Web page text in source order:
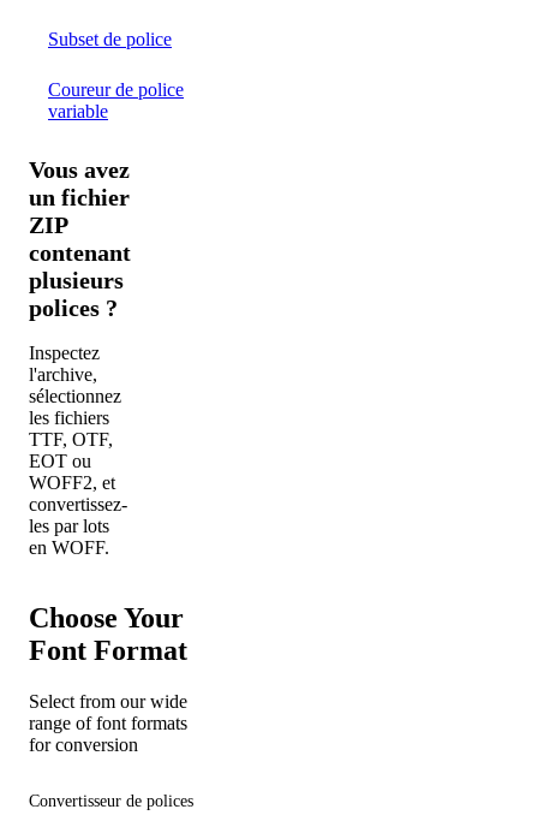
Subset de police
Coureur de police
variable
Vous avez
un fichier
ZIP
contenant
plusieurs
polices ?
Inspectez
l'archive,
sélectionnez
les fichiers
TTF, OTF,
EOT ou
WOFF2, et
convertissez-
les par lots
en WOFF.
Choose Your
Font Format
Select from our wide
range of font formats
for conversion
Convertisseur de polices